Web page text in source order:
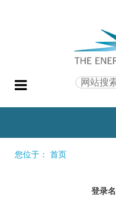
级
索
您位于： 首页
登录名